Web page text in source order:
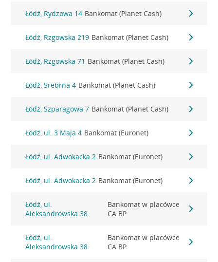
Łódź, Rydzowa 14 Bankomat (Planet Cash)
Łódź, Rzgowska 219 Bankomat (Planet Cash)
Łódź, Rzgowska 71 Bankomat (Planet Cash)
Łódź, Srebrna 4 Bankomat (Planet Cash)
Łódź, Szparagowa 7 Bankomat (Planet Cash)
Łódź, ul. 3 Maja 4 Bankomat (Euronet)
Łódź, ul. Adwokacka 2 Bankomat (Euronet)
Łódź, ul. Adwokacka 2 Bankomat (Euronet)
Łódź, ul.
Aleksandrowska 38
Bankomat w placówce
CA BP
Łódź, ul.
Aleksandrowska 38
Bankomat w placówce
CA BP